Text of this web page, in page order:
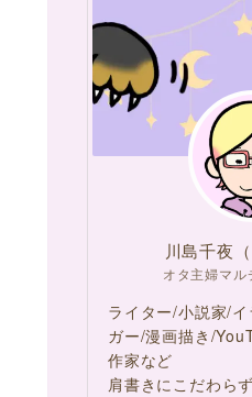
川島千夜
オタ主婦マル
ライター/小説家/
ガー/漫画描き/
作家など
肩書きにこだわら